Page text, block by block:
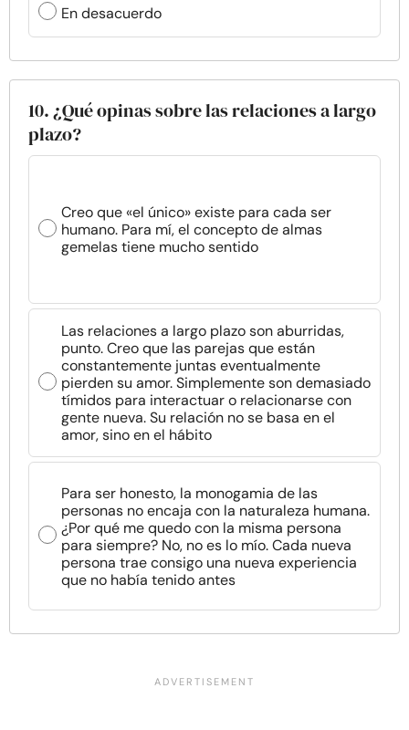
En desacuerdo
10. ¿Qué opinas sobre las relaciones a largo
plazo?
Creo que «el único» existe para cada ser
humano. Para mí, el concepto de almas
gemelas tiene mucho sentido
Las relaciones a largo plazo son aburridas,
punto. Creo que las parejas que están
constantemente juntas eventualmente
pierden su amor. Simplemente son demasiado
tímidos para interactuar o relacionarse con
gente nueva. Su relación no se basa en el
amor, sino en el hábito
Para ser honesto, la monogamia de las
personas no encaja con la naturaleza humana.
¿Por qué me quedo con la misma persona
para siempre? No, no es lo mío. Cada nueva
persona trae consigo una nueva experiencia
que no había tenido antes